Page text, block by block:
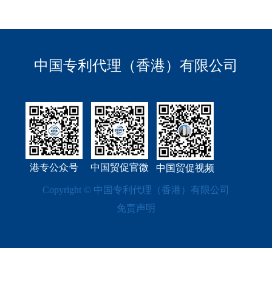
kürzlich die Ausgabe 2024 des
中国专利代理（香港）有限公司
港专公众号 中国贸促官微 中国贸促视频
Copyright © 中国专利代理（香港）有限公司
免责声明